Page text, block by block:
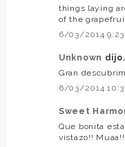
things laying
of the
6/03/2014 9:23
Unknown
Gran
6/03/2014
Sweet
Que bonita
vistazo!! Muaa!!